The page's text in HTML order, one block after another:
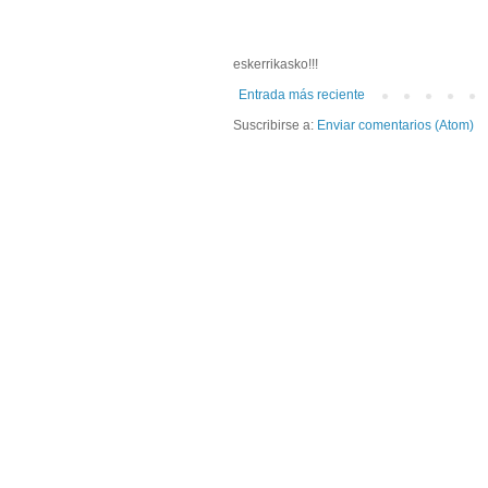
eskerrikasko!!!
Entrada más reciente
Suscribirse a: Enviar comentarios (Atom)